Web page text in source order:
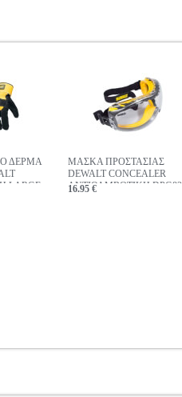
ΔΕΡΜΑ
LARGE
ΜΑΣΚΑ ΠΡΟΣΤΑΣΙΑΣ
DEWALT CONCEALER
ΑΝΤΙΘΑΜΒΩΤΙΚΗ DPG82-
16.95 €